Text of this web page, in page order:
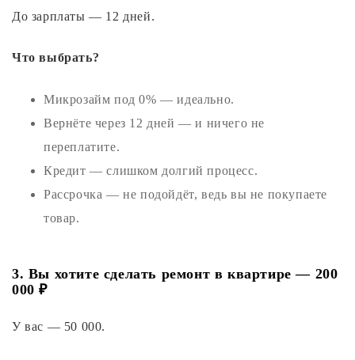
До зарплаты — 12 дней.
Что выбрать?
Микрозайм под 0% — идеально.
Вернёте через 12 дней — и ничего не
переплатите.
Кредит — слишком долгий процесс.
Рассрочка — не подойдёт, ведь вы не покупаете
товар.
3. Вы хотите сделать ремонт в квартире — 200
000 ₽
У вас — 50 000.